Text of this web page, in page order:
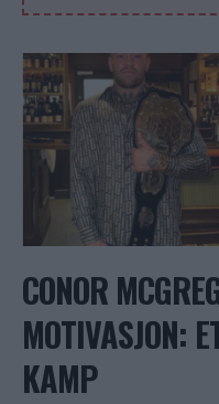
CONOR
MOTIVASJON:
KAMP